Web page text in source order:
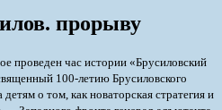
прорыву
проведен час истории «Брусиловский
100-летию Брусиловского
детям о том, как новаторская стратегия и